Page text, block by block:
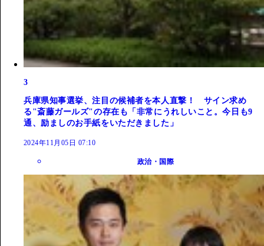
3
兵庫県知事選挙、注目の候補者を本人直撃！ サイン求め
る"斎藤ガールズ"の存在も「非常にうれしいこと。今日も9
通、励ましのお手紙をいただきました」
2024年11月05日 07:10
政治・国際